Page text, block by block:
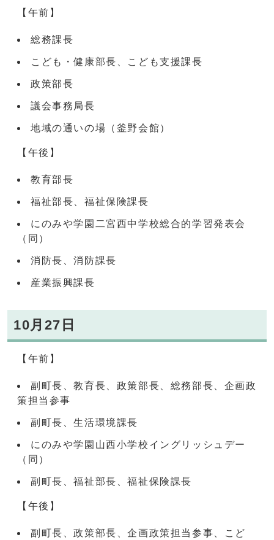
【午前】
総務課長
こども・健康部長、こども支援課長
政策部長
議会事務局長
地域の通いの場（釜野会館）
【午後】
教育部長
福祉部長、福祉保険課長
にのみや学園二宮西中学校総合的学習発表会
（同）
消防長、消防課長
産業振興課長
10月27日
【午前】
副町長、教育長、政策部長、総務部長、企画政
策担当参事
副町長、生活環境課長
にのみや学園山西小学校イングリッシュデー
（同）
副町長、福祉部長、福祉保険課長
【午後】
副町長、政策部長、企画政策担当参事、こど